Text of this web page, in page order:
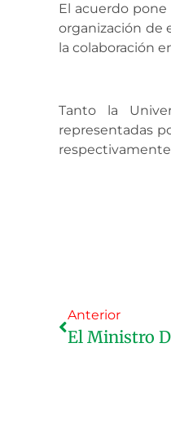
El acuerdo
organización de
la colaboración
Tanto la
representadas
Anterior